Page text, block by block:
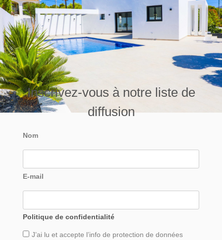
Inscrivez-vous à notre liste de
diffusion
Nom
E-mail
Politique de confidentialité
J’ai lu et accepte l’info de protection de données